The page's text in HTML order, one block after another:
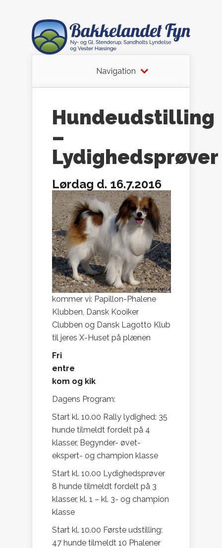
Navigation
Hundeudstilling
–
Lydighedsprøver
Lørdag d. 16.7.2016
kommer vi: Papillon-Phalene
Klubben, Dansk Kooiker
Clubben og Dansk Lagotto Klub
til jeres X-Huset på plænen
Fri
entre
kom og kik
Dagens Program:
Start kl. 10.00 Rally lydighed: 35
hunde tilmeldt fordelt på 4
klasser, Begynder- øvet-
ekspert- og champion klasse
Start kl. 10.00 Lydighedsprøver
8 hunde tilmeldt fordelt på 3
klasser, kl. 1 – kl. 3- og champion
klasse
Start kl. 10.00 Første udstilling:
47 hunde tilmeldt 10 Phalener